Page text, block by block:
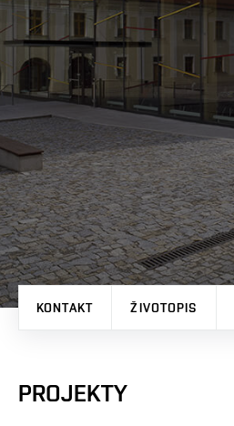
KONTAKT ŽIVOTOPIS
PROJEKTY